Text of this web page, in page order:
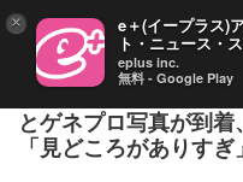
舞台『パリピ孔明』
とゲネプロ写真が到着
「見どころがありす
× e＋(イープラス)
ト・ニュース・
eplus inc.
無料 - Google Play